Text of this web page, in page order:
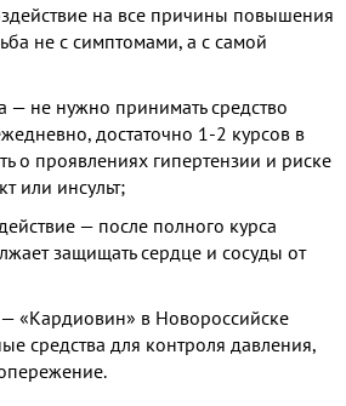
на все причины повышения
не с симптомами, а с самой
— не нужно принимать средство
достаточно 1-2 курсов в
о проявлениях гипертензии и риске
или инсульт;
— после полного курса
защищать сердце и сосуды от
— «Кардиовин» в Новороссийске
средства для контроля давления,